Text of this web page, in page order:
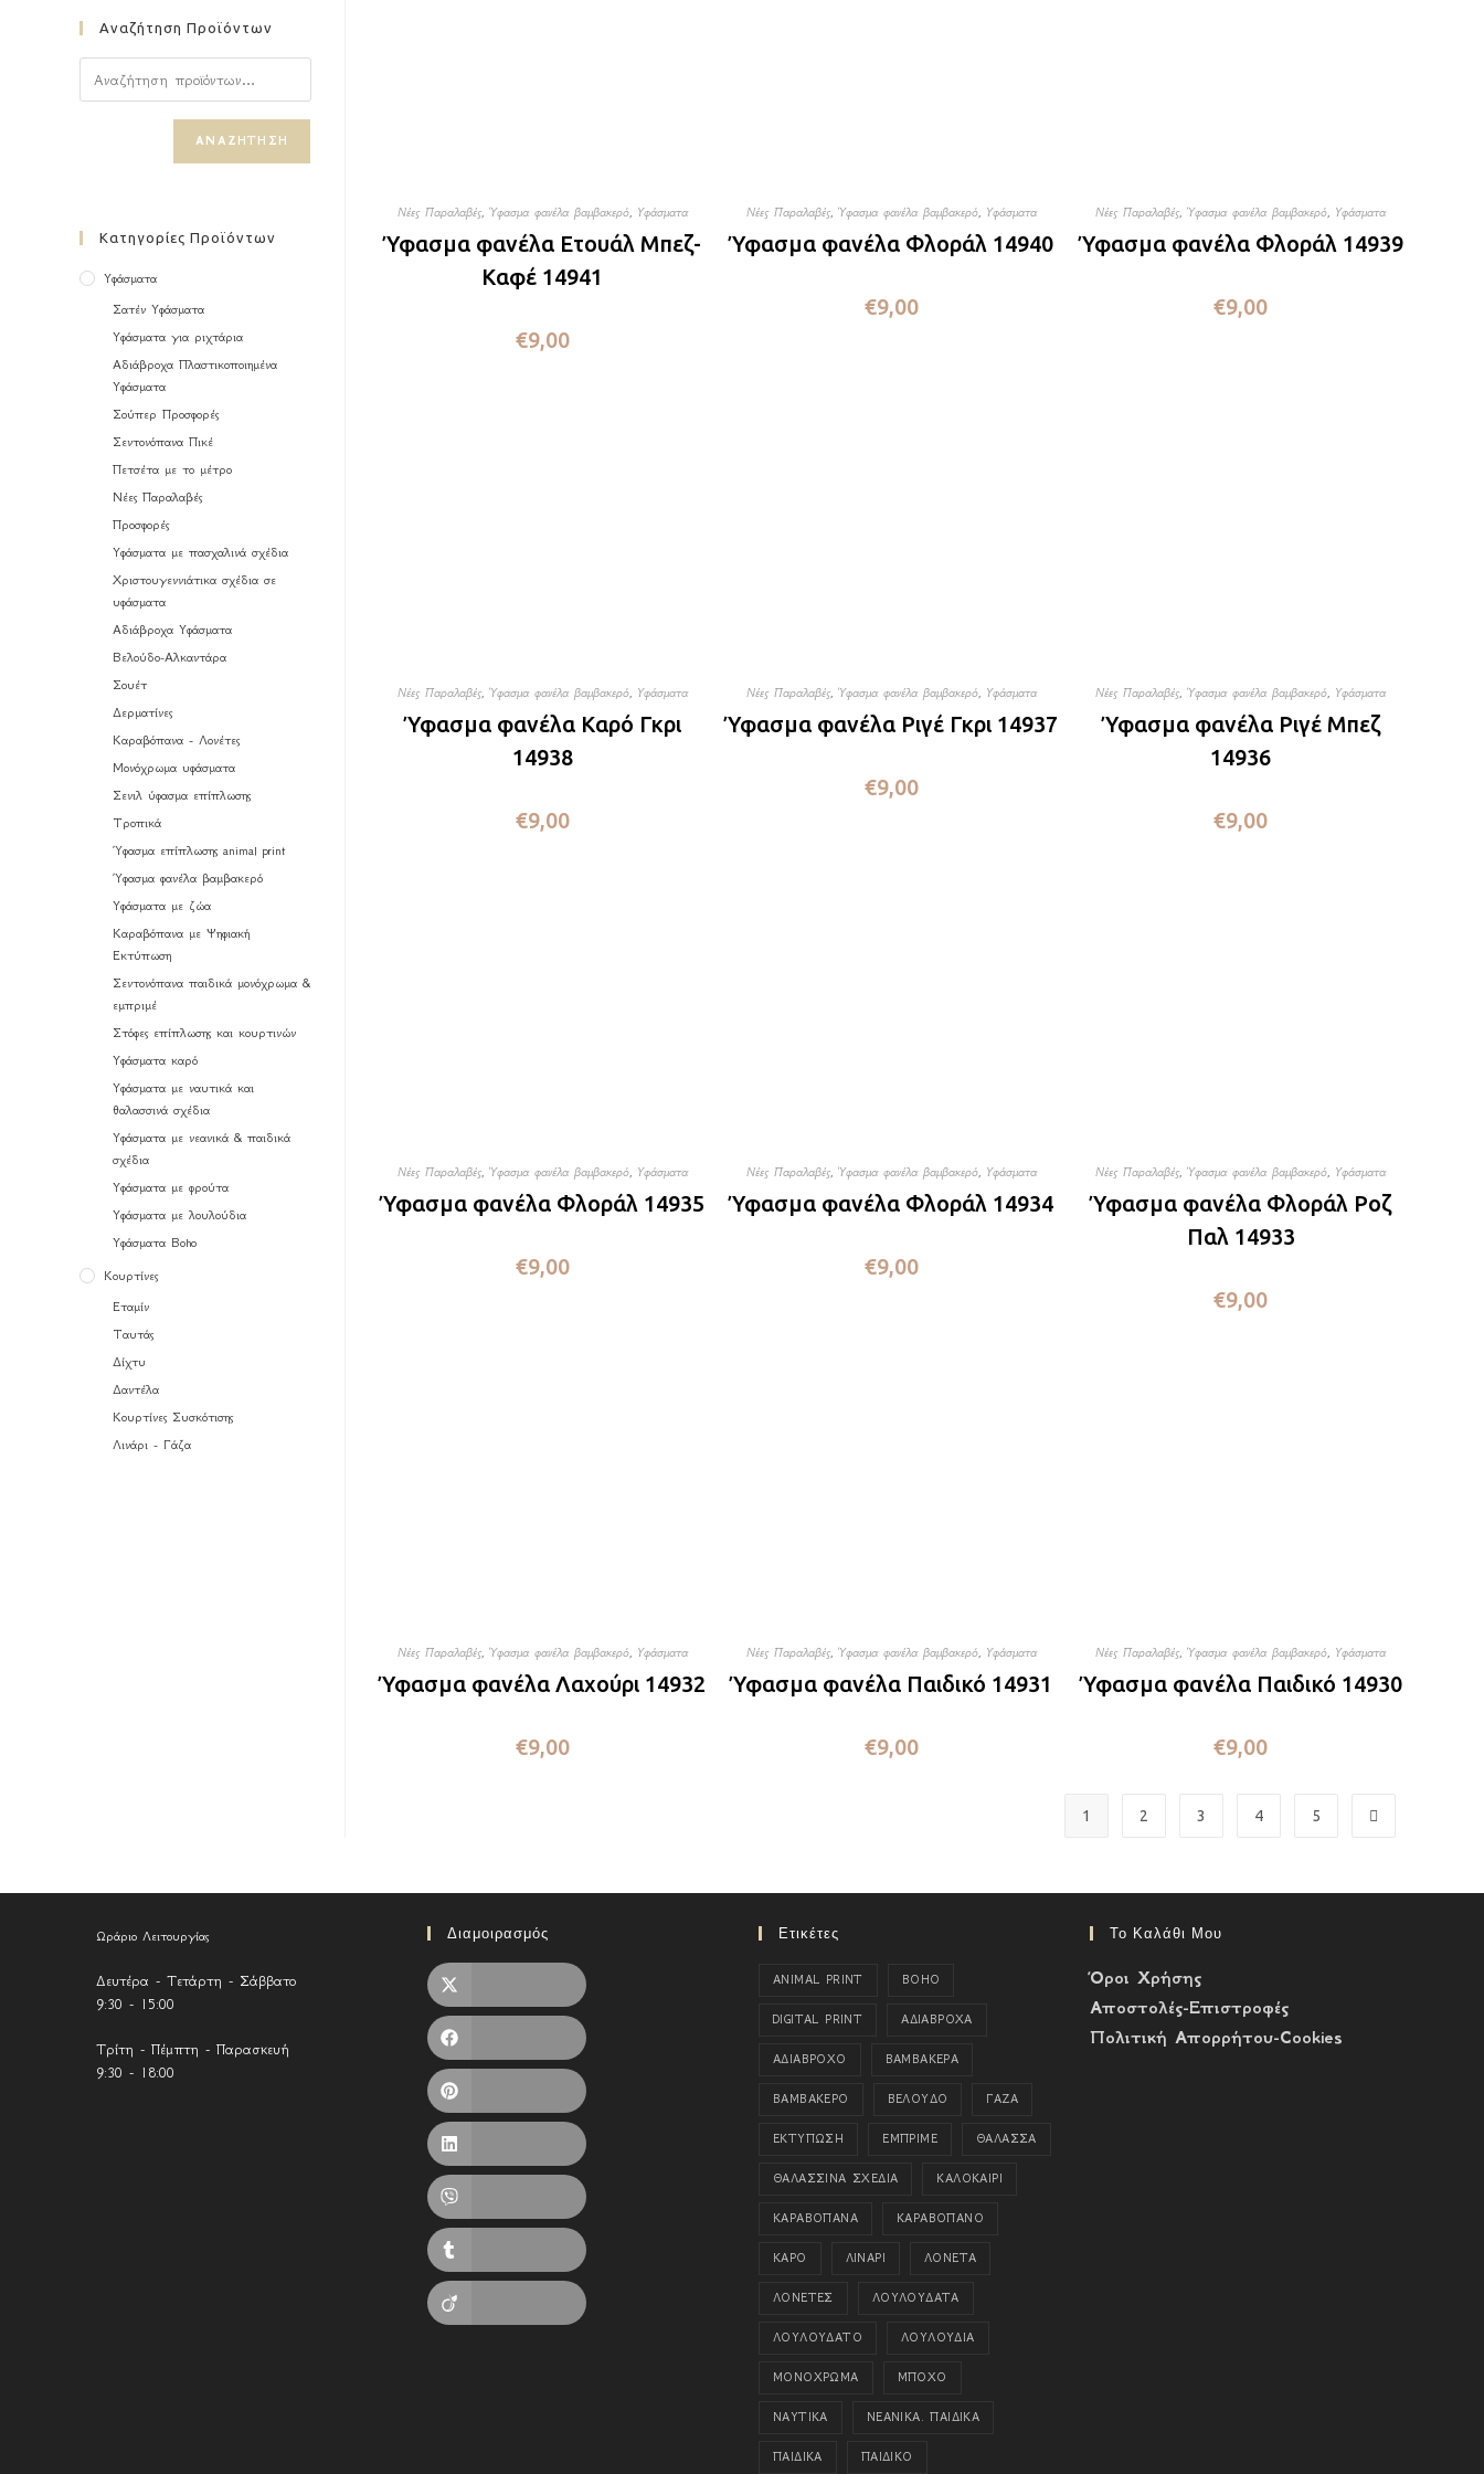
Νέες Παραλαβές, Ύφασμα φανέλα βαμβακερό, Υφάσματα
Ύφασμα φανέλα Ετουάλ Μπεζ-
Καφέ 14941
€9,00
Νέες Παραλαβές, Ύφασμα φανέλα βαμβακερό, Υφάσματα
Ύφασμα φανέλα Φλοράλ 14940
€9,00
Νέες Παραλαβές,Ύφασμα φανέλα βαμβακερό, Υφάσματα
Ύφασμα φανέλα Φλοράλ 14939
€9,00
Νέες Παραλαβές, Ύφασμα φανέλα βαμβακερό, Υφάσματα
Ύφασμα φανέλα Καρό Γκρι
14938
€9,00
Νέες Παραλαβές, Ύφασμα φανέλα βαμβακερό, Υφάσματα
Ύφασμα φανέλα Ριγέ Γκρι 14937
€9,00
Νέες Παραλαβές,Ύφασμα φανέλα βαμβακερό Υφάσματα
Ύφασμα φανέλα Ριγέ Μπεζ
14936
€9,00
Νέες Παραλαβές, Ύφασμα φανέλα βαμβακερό, Υφάσματα
Ύφασμα φανέλα Φλοράλ 14935
€9,00
Νέες Παραλαβές, Ύφασμα φανέλα βαμβακερό, Υφάσματα
Ύφασμα φανέλα Φλοράλ 14934
€9,00
Νέες Παραλαβές,Ύφασμα φανέλα βαμβακερό, Υφάσματα
Ύφασμα φανέλα Φλοράλ Ροζ
Παλ 14933
€9,00
Νέες Παραλαβές, Ύφασμα φανέλα βαμβακερό, Υφάσματα
Ύφασμα φανέλα Λαχούρι 14932
€9,00
Νέες Παραλαβές, Ύφασμα φανέλα βαμβακερό, Υφάσματα
Ύφασμα φανέλα Παιδικό 14931
€9,00
Νέες Παραλαβές,Ύφασμα φανέλα βαμβακερό Υφάσματα
Ύφασμα φανέλα Παιδικό 14930
€9,00
1 2 3 4 5
Αναζήτηση Προϊόντων
ΑΝΑΖΉΤΗΣΗ
Κατηγορίες Προϊόντων
Υφάσματα
Σατέν Υφάσματα
Υφάσματα για ριχτάρια
Αδιάβροχα Πλαστικοποιημένα
Υφάσματα
Σούπερ Προσφορές
Σεντονόπανα Πικέ
Πετσέτα με το μέτρο
Νέες Παραλαβές
Προσφορές
Υφάσματα με πασχαλινά σχέδια
Χριστουγεννιάτικα σχέδια σε
υφάσματα
Αδιάβροχα Υφάσματα
Βελούδο-Αλκαντάρα
Σουέτ
Δερματίνες
Καραβόπανα - Λονέτες
Μονόχρωμα υφάσματα
Σενιλ ύφασμα επίπλωσης
Τροπικά
Ύφασμα επίπλωσης animal print
Ύφασμα φανέλα βαμβακερό
Υφάσματα με ζώα
Καραβόπανα με Ψηφιακή
Εκτύπωση
Σεντονόπανα παιδικά μονόχρωμα &
εμπριμέ
Στόφες επίπλωσης και κουρτινών
Υφάσματα καρό
Υφάσματα με ναυτικά και
θαλασσινά σχέδια
Υφάσματα με νεανικά & παιδικά
σχέδια
Υφάσματα με φρούτα
Υφάσματα με λουλούδια
Υφάσματα Boho
Κουρτίνες
Εταμίν
Ταυτάς
Δίχτυ
Δαντέλα
Κουρτίνες Συσκότισης
Λινάρι - Γάζα
Ωράριο Λειτουργίας
Δευτέρα - Τετάρτη - Σάββατο
9:30 - 15:00
Τρίτη - Πέμπτη - Παρασκευή
9:30 - 18:00
Διαμοιρασμός Ετικέτες
ANIMAL PRINT BOHO
DIGITAL PRINT ΑΔΙΑΒΡΟΧΑ
ΑΔΙΑΒΡΟΧΟ ΒΑΜΒΑΚΕΡΑ
ΒΑΜΒΑΚΕΡΟ ΒΕΛΟΥΔΟ ΓΑΖΑ
ΕΚΤΥΠΩΣΗ ΕΜΠΡΙΜΕ ΘΑΛΑΣΣΑ
ΘΑΛΑΣΣΙΝΑ ΣΧΕΔΙΑ ΚΑΛΟΚΑΙΡΙ
ΚΑΡΑΒΟΠΑΝΑ ΚΑΡΑΒΟΠΑΝΟ
ΚΑΡΟ ΛΙΝΑΡΙ ΛΟΝΕΤΑ
ΛΟΝΕΤΕΣ ΛΟΥΛΟΥΔΑΤΑ
ΛΟΥΛΟΥΔΑΤΟ ΛΟΥΛΟΥΔΙΑ
ΜΟΝΟΧΡΩΜΑ ΜΠΟΧΟ
ΝΑΥΤΙΚΑ ΝΕΑΝΙΚΑ. ΠΑΙΔΙΚΑ
ΠΑΙΔΙΚΑ ΠΑΙΔΙΚΟ
Το Καλάθι Μου
Όροι Χρήσης
Αποστολές-Επιστροφές
Πολιτική Απορρήτου-Cookies